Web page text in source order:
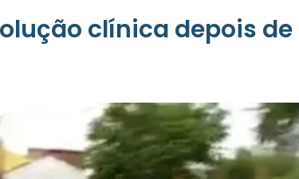
clínica depois de